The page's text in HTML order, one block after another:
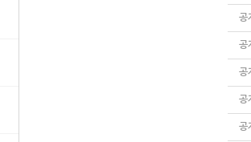
공
공
공
공
공